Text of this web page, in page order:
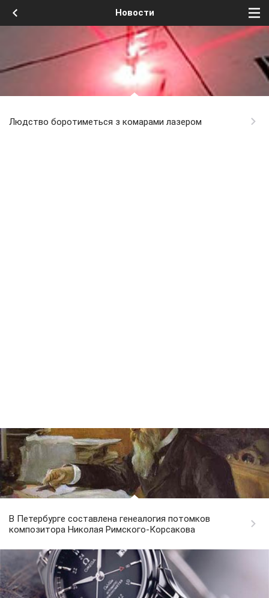
Новости
Людство боротиметься з комарами лазером
В Петербурге составлена генеалогия потомков
композитора Николая Римского-Корсакова